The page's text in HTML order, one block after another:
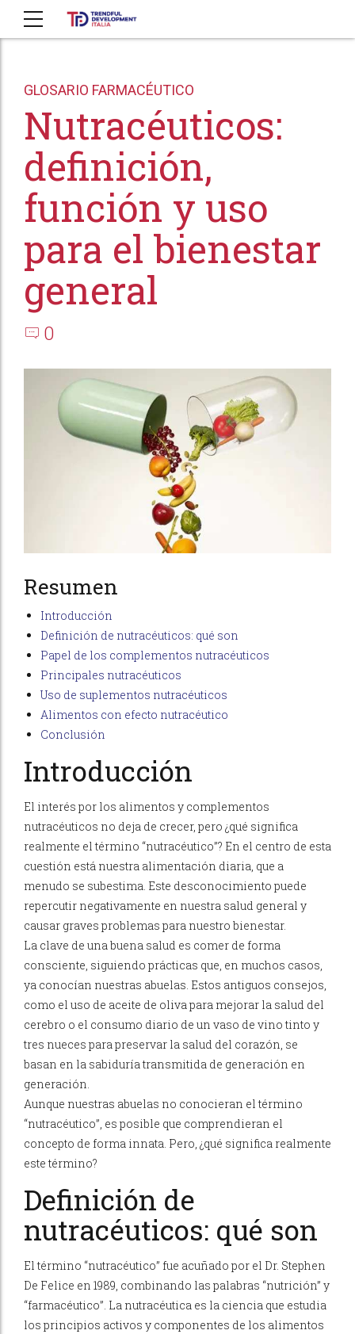
GLOSARIO FARMACÉUTICO
Nutracéuticos:
definición,
función y uso
para el bienestar
general
0
Resumen
Introducción
Definición de nutracéuticos: qué son
Papel de los complementos nutracéuticos
Principales nutracéuticos
Uso de suplementos nutracéuticos
Alimentos con efecto nutracéutico
Conclusión
Introducción
El interés por los alimentos y complementos
nutracéuticos no deja de crecer, pero ¿qué significa
realmente el término “nutracéutico”? En el centro de esta
cuestión está nuestra alimentación diaria, que a
menudo se subestima. Este desconocimiento puede
repercutir negativamente en nuestra salud general y
causar graves problemas para nuestro bienestar.
La clave de una buena salud es comer de forma
consciente, siguiendo prácticas que, en muchos casos,
ya conocían nuestras abuelas. Estos antiguos consejos,
como el uso de aceite de oliva para mejorar la salud del
cerebro o el consumo diario de un vaso de vino tinto y
tres nueces para preservar la salud del corazón, se
basan en la sabiduría transmitida de generación en
generación.
Aunque nuestras abuelas no conocieran el término
“nutracéutico”, es posible que comprendieran el
concepto de forma innata. Pero, ¿qué significa realmente
este término?
Definición de
nutracéuticos: qué son
El término “nutracéutico” fue acuñado por el Dr. Stephen
De Felice en 1989, combinando las palabras “nutrición” y
“farmacéutico”. La nutracéutica es la ciencia que estudia
los principios activos y componentes de los alimentos